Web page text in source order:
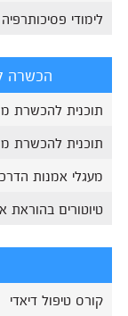
לימודי
הכשרה
תוכנית להכשרת
תוכנית להכשרת
מעגלי אמנות
טיוטורים בהוראת
קורס טיפול דיאדי